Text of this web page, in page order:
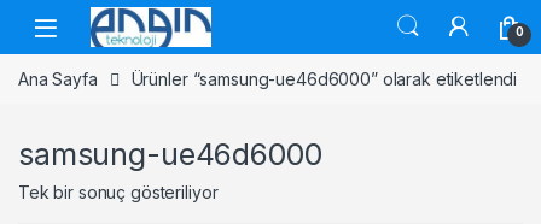
Skip to navigation
Skip to content
0
Ana Sayfa Ürünler “samsung-ue46d6000” olarak etiketlendi
samsung-ue46d6000
Tek bir sonuç gösteriliyor